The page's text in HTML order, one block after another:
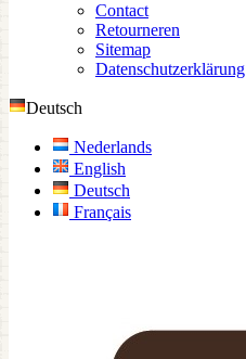
Contact
Retourneren
Sitemap
Datenschutzerklärung
Deutsch
Nederlands
English
Deutsch
Français